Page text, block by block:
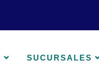
SUCURSALES